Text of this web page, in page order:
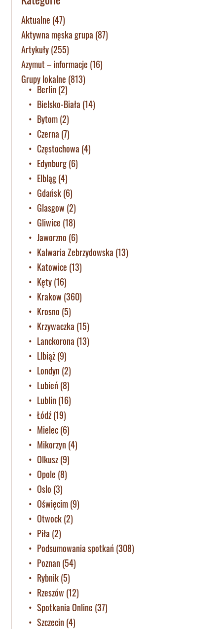
Aktualne (47)
Aktywna męska grupa (87)
Artykuły(255)
Azymut – informacje (16)
Grupy lokalne (813)
Berlin (2)
Bielsko-Biała (14)
Bytom(2)
Czerna (7)
Częstochowa (4)
Edynburg(6)
Elbląg(4)
Gdańsk(6)
Glasgow (2)
Gliwice (18)
Jaworzno (6)
Kalwaria Zebrzydowska (13)
Katowice (13)
Kęty(16)
Krakow (360)
Krosno (5)
Krzywaczka (15)
Lanckorona (13)
LIbiąż(9)
Londyn (2)
Lubień (8)
Lublin (16)
Łódź(19)
Mielec(6)
Mikorzyn (4)
Olkusz(9)
Opole (8)
Oslo (3)
Oświęcim(9)
Otwock(2)
Piła (2)
Podsumowania spotkań (308)
Poznan (54)
Rybnik(5)
Rzeszów (12)
Spotkania Online (37)
Szczecin (4)